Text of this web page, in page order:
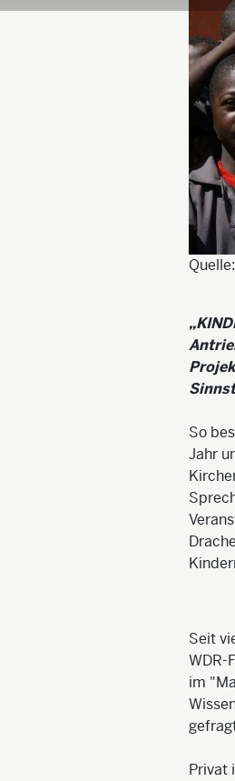
So
Jahr
Seit
WDR-
im
Privat